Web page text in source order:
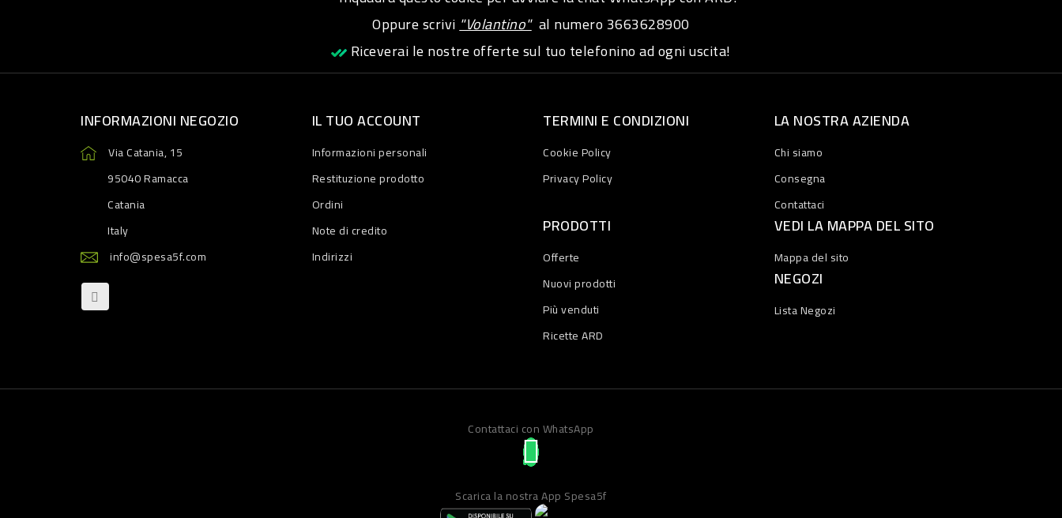
Oppure scrivi"Volantino"al numero3663628900
Riceverai le nostre offerte sul tuo telefonino ad ogni uscita!
INFORMAZIONI NEGOZIO
Via Catania, 15
95040 Ramacca
Catania
Italy
info@spesa5f.com
IL TUO ACCOUNT
Informazioni personali
Restituzione prodotto
Ordini
Note di credito
Indirizzi
TERMINI E CONDIZIONI
Cookie Policy
Privacy Policy
LA NOSTRA AZIENDA
Chi siamo
Consegna
Contattaci
PRODOTTI
Offerte
Nuovi prodotti
Più venduti
Ricette ARD
VEDI LA MAPPA DEL SITO
Mappa del sito
NEGOZI
Lista Negozi
Contattaci con WhatsApp
Scarica la nostra App Spesa5f